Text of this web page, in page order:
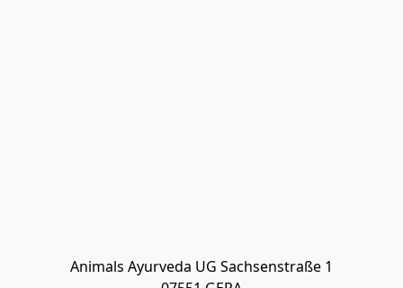
Animals Ayurveda UG Sachsenstraße 1